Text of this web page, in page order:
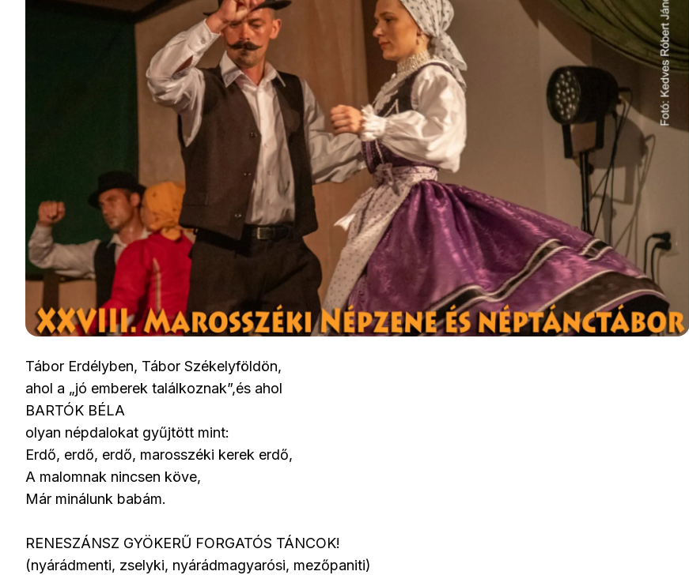
Tábor Erdélyben, Tábor Székelyföldön,
ahol a „jó emberek találkoznak”,és ahol
BARTÓK BÉLA
olyan népdalokat gyűjtött mint:
Erdő, erdő, erdő, marosszéki kerek erdő,
A malomnak nincsen köve,
Már minálunk babám.
RENESZÁNSZ GYÖKERŰ FORGATÓS TÁNCOK!
(nyárádmenti, zselyki, nyárádmagyarósi, mezőpaniti)